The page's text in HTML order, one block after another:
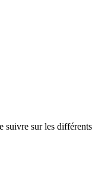
suivre sur les différents